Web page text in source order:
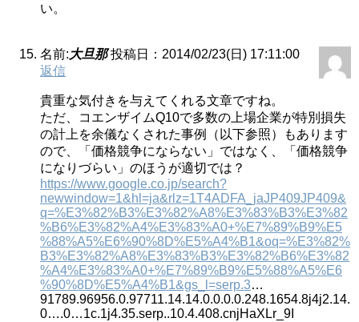
い。
名前: 大旦那 投稿日：2014/02/23(日) 17:11:00
返信
貴重な気付きを与えてくれる文章ですね。
ただ、コエンザイムQ10で多数の上場企業が特別損失
の計上を余儀なくされた事例（以下参照）もあります
ので、「価格競争にならない」ではなく、「価格競争
になりづらい」のほうが適切では？
https://www.google.co.jp/search?
newwindow=1&hl=ja&rlz=1T4ADFA_jaJP409JP409&
q=%E3%82%B3%E3%82%A8%E3%83%B3%E3%82
%B6%E3%82%A4%E3%83%A0+%E7%89%B9%E5
%88%A5%E6%90%8D%E5%A4%B1&oq=%E3%82%
B3%E3%82%A8%E3%83%B3%E3%82%B6%E3%82
%A4%E3%83%A0+%E7%89%B9%E5%88%A5%E6
%90%8D%E5%A4%B1&gs_l=serp.3…
91789.96956.0.97711.14.14.0.0.0.0.248.1654.8j4j2.14.
0….0…1c.1j4.35.serp..10.4.408.cnjHaXLr_9I